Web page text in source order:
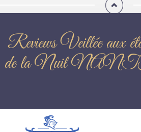
Reviews Veillée aux
de la Nuit